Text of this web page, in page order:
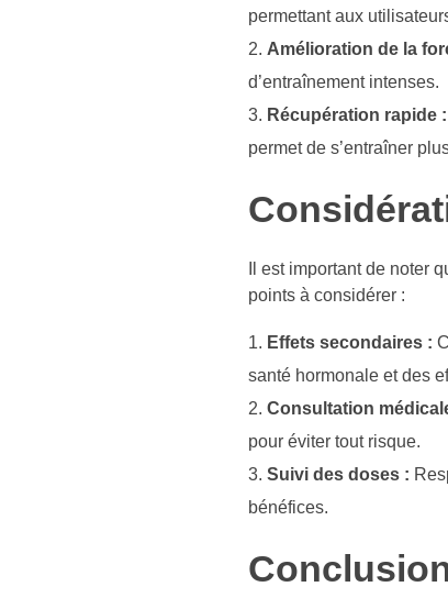
permettant aux
Amélioration de la
d’entraînement intenses.
Récupération rapide :
permet de s’entraîner
Il est important de noter
points à considérer :
Effets secondaires :
santé hormonale et des
Consultation
pour éviter tout risque.
Suivi des doses :
bénéfices.